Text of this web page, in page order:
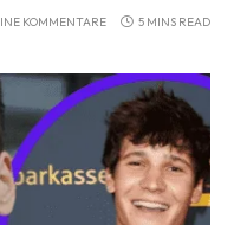
KOMMENTARE 5 MINS READ